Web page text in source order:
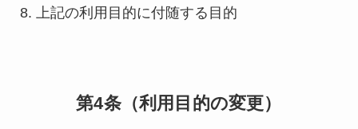
上記の利用目的に付随する目的
第4条（利用目的の変更）